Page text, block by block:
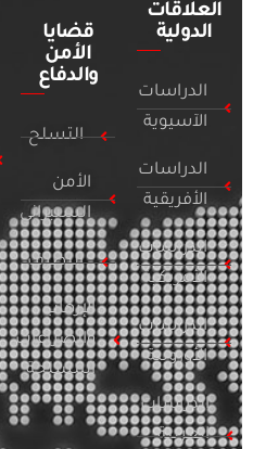
العلاقات
الدولية
الدراسات
الآسيوية
الدراسات
الأفريقية
الدراسات
الأمريكية
الدراسات
الأوروبية
الدراسات
العربية
قضايا
الأمن
والدفاع
التسلح
الأمن
السيبراني
التطرف
الإرهاب
والصراعات
المسلحة